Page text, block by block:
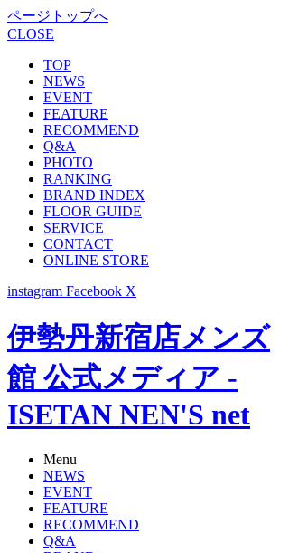
ページトップへ
CLOSE
TOP
NEWS
EVENT
FEATURE
RECOMMEND
Q&A
PHOTO
RANKING
BRAND INDEX
FLOOR GUIDE
SERVICE
CONTACT
ONLINE STORE
instagram Facebook X
伊勢丹新宿店メンズ
館 公式メディア -
ISETAN NEN'S net
Menu
NEWS
EVENT
FEATURE
RECOMMEND
Q&A